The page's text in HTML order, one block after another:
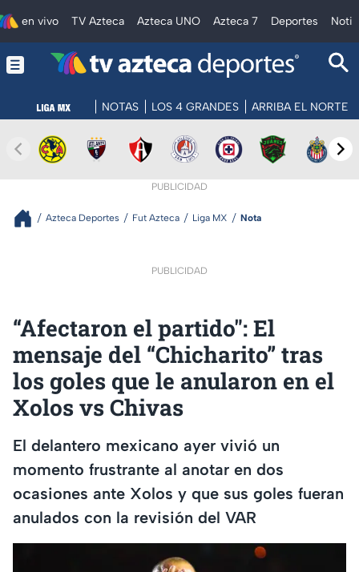
en vivo TV Azteca Azteca UNO Azteca 7 Deportes
NOTAS LOS 4 GRANDES ARRIBA EL NORTE
PUBLICIDAD
Azteca Deportes Fut Azteca Liga MX Nota
PUBLICIDAD
“Afectaron el partido": El
mensaje del “Chicharito” tras
los goles que le anularon en el
Xolos vs Chivas
El delantero mexicano ayer vivió un
momento frustrante al anotar en dos
ocasiones ante Xolos y que sus goles fueran
anulados con la revisión del VAR